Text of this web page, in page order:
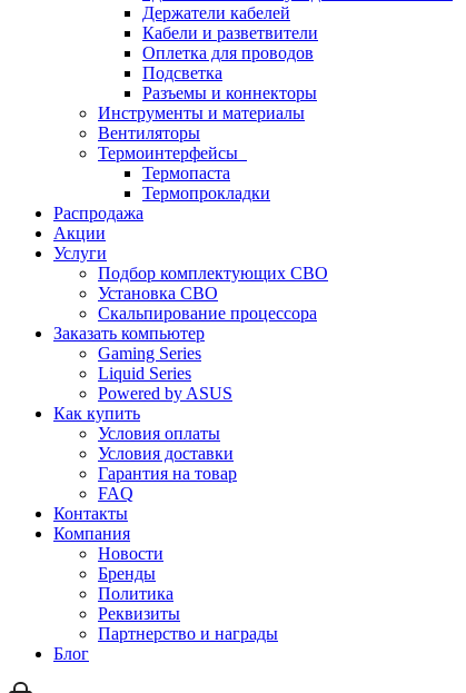
Держатели кабелей
Кабели и разветвители
Оплетка для проводов
Подсветка
Разъемы и коннекторы
Инструменты и материалы
Вентиляторы
Термоинтерфейсы
Термопаста
Термопрокладки
Распродажа
Акции
Услуги
Подбор комплектующих СВО
Установка СВО
Скальпирование процессора
Заказать компьютер
Gaming Series
Liquid Series
Powered by ASUS
Как купить
Условия оплаты
Условия доставки
Гарантия на товар
FAQ
Контакты
Компания
Новости
Бренды
Политика
Реквизиты
Партнерство и награды
Блог